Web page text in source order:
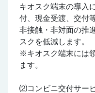
キオスク端末の導入
付、現金受渡、交付
非接触・非対面の推
スクを低減します。
※キオスク端末には
ます。
⑵コンビニ交付サー